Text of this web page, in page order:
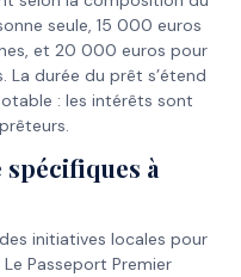
seule, 15 000 euros
et 20 000 euros pour
La durée du prêt s’étend
: les intérêts sont
spécifiques à
initiatives locales pour
Passeport Premier